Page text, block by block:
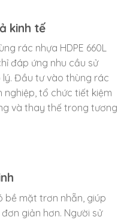
kinh tế
rác nhựa HDPE 660L
đáp ứng nhu cầu sử
Đầu tư vào thùng rác
tổ chức tiết kiệm
và thay thế trong tương
bề mặt trơn nhẵn, giúp
giản hơn. Người sử